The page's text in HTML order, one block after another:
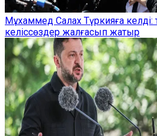
Мұхаммед Салах Түркияға келді:
келіссөздер жалғасып жатыр